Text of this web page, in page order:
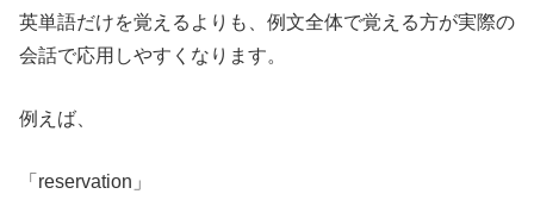
英単語だけを覚えるよりも、例文全体で覚える方が実際の
会話で応用しやすくなります。
例えば、
「reservation」